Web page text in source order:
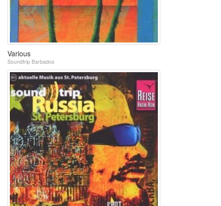
Various
Soundtrip Barbados